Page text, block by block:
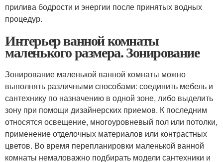
прилива бодрости и энергии после принятых водных
процедур.
Интерьер ванной комнаты
маленького размера. Зонирование
Зонирование маленькой ванной комнаты можно
выполнять различными способами: соединить мебель и
сантехнику по назначению в одной зоне, либо выделить
зону при помощи дизайнерских приемов. К последним
относятся освещение, многоуровневый пол или потолки,
применение отделочных материалов или контрастных
цветов. Во время перепланировки маленькой ванной
комнаты немаловажно подбирать модели сантехники и